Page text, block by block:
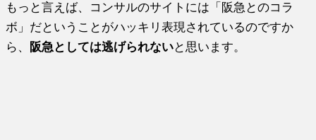
もっと言えば、コンサルのサイトには「阪急とのコラ
ボ」だということがハッキリ表現されているのですか
ら、
阪急としては逃げられないと思います。